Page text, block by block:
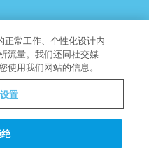
册的商标。
正常工作、个性化设计内
流量。我们还同社交媒
用我们网站的信息。
置